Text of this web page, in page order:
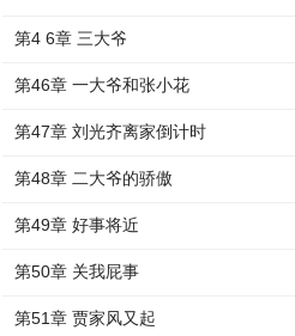
第4 6章 三大爷
第46章 一大爷和张小花
第47章 刘光齐离家倒计时
第48章 二大爷的骄傲
第49章 好事将近
第50章 关我屁事
第51章 贾家风又起